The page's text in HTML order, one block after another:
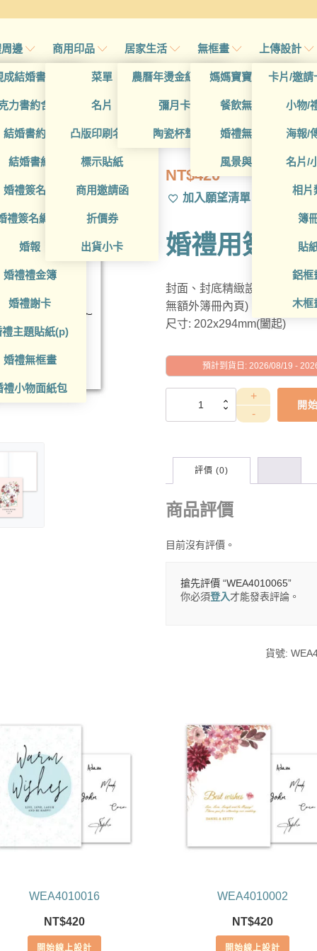
邊
成結婚書約夾
力書約含木座
結婚書約組
結婚書約
婚禮簽名簿
禮簽名綢(p)
婚報
婚禮禮金簿
婚禮謝卡
禮主題貼紙(p)
婚禮無框畫
禮小物面紙包
商用印品
菜單
名片
凸版印刷名片
標示貼紙
商用邀請函
折價券
出貨小卡
居家生活
農曆年燙金紅包袋
彌月卡
陶瓷杯墊
無框畫
媽媽寶寶無框畫
餐飲無框畫
婚禮無框畫
風景與藝術
上傳設計
卡片/邀請
小物/
海報/
名片/
相片
簿
貼
鋁框
木框
首
WEA4010065
NT$420
加入願望清單
婚禮用簽名
封面、封底精緻設計，打開
無額外簿冊內頁)。
尺寸: 202x294mm(闔起)
預計到貨日: 2026/08/19 -
WEA4010065
開
評價 (0)
商品評價
目前沒有評價。
搶先評價 “WEA4010065”
你必須登入才能發表評論。
貨號:
WEA4010016
NT$420
開始線上設計
WEA4010002
NT$420
開始線上設計